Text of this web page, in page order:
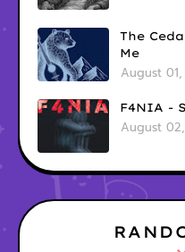
The
Me
August
F4NIA -
August